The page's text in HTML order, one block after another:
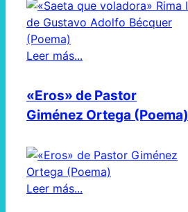
Leer más...
«Eros» de Pastor
Giménez Ortega (Poema)
Leer más...